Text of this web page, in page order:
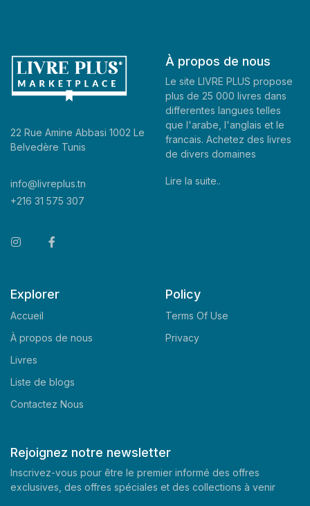
22 Rue Amine Abbasi 1002 Le
Belvedère Tunis
info@livreplus.tn
+216 31 575 307
À propos de nous
Le site LIVRE PLUS propose
plus de 25 000 livres dans
differentes langues telles
que l'arabe, l'anglais et le
francais. Achetez des livres
de divers domaines
Lire la suite..
Explorer
Accueil
À propos de nous
Livres
Liste de blogs
Contactez Nous
Policy
Terms Of Use
Privacy
Rejoignez notre newsletter
Inscrivez-vous pour être le premier informé des offres
exclusives, des offres spéciales et des collections à venir